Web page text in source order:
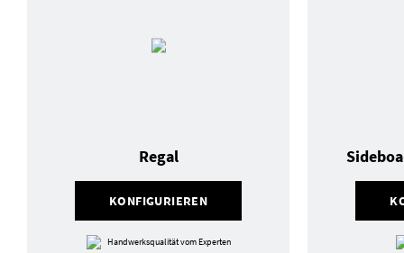
KONFIGURIEREN
Regal
Handwerksqualität vom Experten